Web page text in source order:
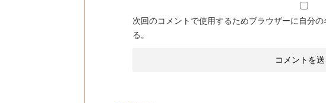
次回のコメントで使用するためブラウザーに自分
る。